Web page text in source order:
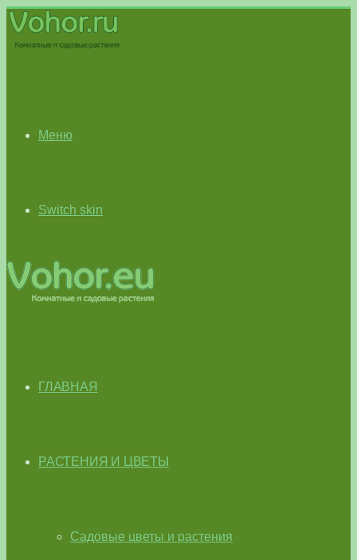
Меню
Switch skin
ГЛАВНАЯ
РАСТЕНИЯ И ЦВЕТЫ
Садовые цветы и растения